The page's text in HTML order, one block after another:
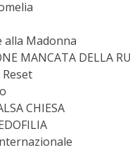
alla Madonna
MANCATA DELLA
CHIESA